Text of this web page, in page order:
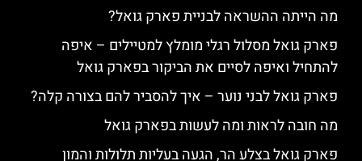
מה הייתה ההשראה לבניית פארק גואל?
פארק גואל מסלול רגלי מומלץ למטיילים – איפה
להתחיל ואיפה לסיים את הביקור בפארק גואל
פארק גואל לבני נוער – איך להסביר להם בצורה קלה?
מה חובה לראות ומה לעשות בפארק גואל
פארק גואל בצלע הר, הגעה בעליות תלולות והמון